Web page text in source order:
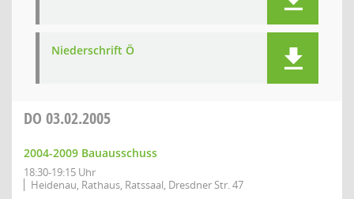
Niederschrift Ö
DO 03.02.2005
2004-2009 Bauausschuss
18:30-19:15 Uhr
Heidenau, Rathaus, Ratssaal, Dresdner Str. 47